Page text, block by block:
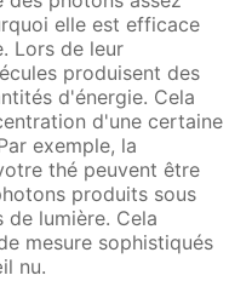
elle est efficace
Lors de leur
produisent des
d'énergie. Cela
d'une certaine
exemple, la
thé peuvent être
produits sous
lumière. Cela
mesure sophistiqués
nu.